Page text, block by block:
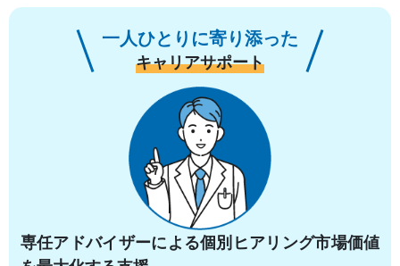
一人ひとりに寄り添った
キャリアサポート
専任アドバイザーによる個別ヒアリング市場価値